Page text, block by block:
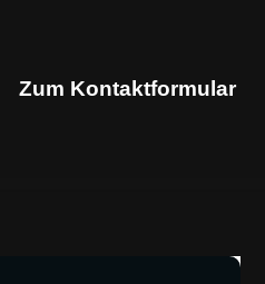
Zum Kontaktformular